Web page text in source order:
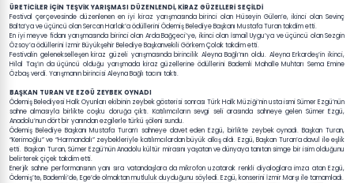
ÜRETİCİLER İÇİN TEŞVİK YARIŞMASI DÜZENLENDİ, KİRAZ GÜZELLERİ SEÇİLDİ
Festival çerçevesinde düzenlenen en iyi kiraz yarışmasında birinci olan Hüseyin Gülen’e, ikinci olan Sevinç
Balta’ya ve üçüncü olan Sercan Harlak’a ödüllerini Ödemiş Belediye Başkanı Mustafa Turan takdim etti.
En iyi meyve fidanı yarışmasında birinci olan Arda Bağçeci’ye, ikinci olan İsmail Uygu’ya ve üçüncü olan Sezgin
Özsoy’a ödüllerini İzmir Büyükşehir Belediye Başkanvekili Görkem Çolak takdim etti.
Festivalin gelenekselleşen kiraz güzeli yarışmasında birincilik Aleyna Bağlı’nın oldu. Aleyna Erkardeş’in ikinci,
Hilal Taş’ın da üçüncü olduğu yarışmada kiraz güzellerine ödüllerini Bademli Mahalle Muhtarı Sema Emine
Özbaş verdi. Yarışmanın birincisi Aleyna Bağlı tacını taktı.
BAŞKAN TURAN VE EZGÜ ZEYBEK OYNADI
Ödemiş Belediyesi Halk Oyunları ekibinin zeybek gösterisi sonrası Türk Halk Müziği’nin usta ismi Sümer Ezgü’nün
sahne almasıyla birlikte coşku doruğa çıktı. Katılımcıların sevgi seli arasında sahneye gelen Sümer Ezgü,
Anadolu’nun dört bir yanından ezgilerle türkü şöleni sundu.
Ödemiş Belediye Başkanı Mustafa Turan’ı sahneye davet eden Ezgü, birlikte zeybek oynadı. Başkan Turan,
“Kerimoğlu” ve “Harmandalı” zeybekleriyle katılımcılardan büyük alkış aldı. Ezgü, Başkan Turan’a davul ile eşlik
etti. Başkan Turan, Sümer Ezgü’nün Anadolu kültür mirasını yaşatan ve dünyaya tanıtan simge bir isim olduğunu
belirterek çiçek takdim etti.
Enerjik sahne performansının yanı sıra vatandaşlara da mikrofon uzatarak renkli diyaloglara imza atan Ezgü,
Ödemiş’te, Bademli’de, Ege’de olmaktan mutluluk duyduğunu söyledi. Ezgü, konserini İzmir Marşı ile tamamladı.